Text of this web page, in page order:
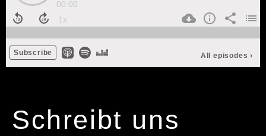
Schreibt uns